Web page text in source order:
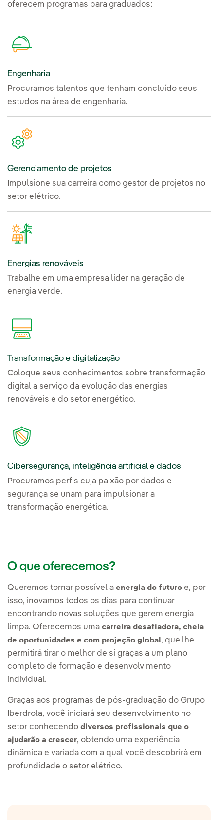
oferecem programas para graduados:
Engenharia
Procuramos talentos que tenham concluído seus
estudos na área de engenharia.
Gerenciamento de projetos
Impulsione sua carreira como gestor de projetos no
setor elétrico.
Energias renováveis
Trabalhe em uma empresa líder na geração de
energia verde.
Transformação e digitalização
Coloque seus conhecimentos sobre transformação
digital a serviço da evolução das energias
renováveis e do setor energético.
Cibersegurança, inteligência artificial e dados
Procuramos perfis cuja paixão por dados e
segurança se unam para impulsionar a
transformação energética.
O que oferecemos?
Queremos tornar possível a energia do futuro e, por
isso, inovamos todos os dias para continuar
encontrando novas soluções que gerem energia
limpa. Oferecemos uma carreira desafiadora, cheia
de oportunidades e com projeção global, que lhe
permitirá tirar o melhor de si graças a um plano
completo de formação e desenvolvimento
individual.
Graças aos programas de pós-graduação do Grupo
Iberdrola, você iniciará seu desenvolvimento no
setor conhecendo diversos profissionais que o
ajudarão a crescer, obtendo uma experiência
dinâmica e variada com a qual você descobrirá em
profundidade o setor elétrico.